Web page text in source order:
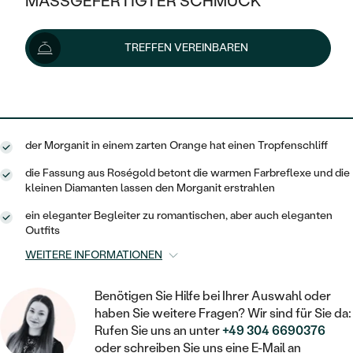
KLASSISCH
V-FORM
VINTAGE
AUSSERGEWÖHNLICHE
VON HAND GRAVIERTE
MIT MEHREREN DIAMANTEN
HALO
VINTAGE
IM SET
AUSSERGEWÖHNLICH
GESTALTE EINEN RING
WÄHLE EINEN RING
DIAMANTEN ZUM EINFASSEN
AUSVERKAUF
WENN SCHMUCK HILFT
NACH TYP
OHRRINGE
RINGE
ANHÄNGER / KETTEN
ARMBÄNDER
SCHMUCKSET
HERRENSCHMUCK
PLATIN
OHRSTECKER
CREOLEN
MINIMALISTISCHE
OHRHÄNGER
HERZ
GOLD
SILBER
NACH STYL
SOLITÄR
ZUR GEBURT EINES KINDES
PERSONALISIERT
MIT STERNZEICHEN
MINIMALISTISCH
AUSVERKAUF
GOLD
SILBER
PLATIN
MINIMALISTISCHE
TREFFEN VEREINBAREN
556 €
Lieferoptionen
der Morganit in einem zarten Orange hat einen Tropfenschliff
die Fassung aus Roségold betont die warmen Farbreflexe und die
kleinen Diamanten lassen den Morganit erstrahlen
ein eleganter Begleiter zu romantischen, aber auch eleganten
Outfits
WEITERE INFORMATIONEN
Benötigen Sie Hilfe bei Ihrer Auswahl oder
haben Sie weitere Fragen? Wir sind für Sie da:
Rufen Sie uns an unter+49 304 6690376
oder schreiben Sie uns eine E-Mail an